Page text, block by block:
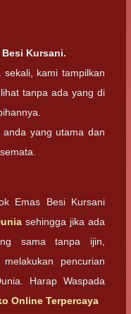
Kursani.
kami tampilkan
tanpa ada yang di
yang utama dan
Emas Besi Kursani
sehingga jika ada
sama tanpa ijin,
pencurian
Harap Waspada
Online Terpercaya